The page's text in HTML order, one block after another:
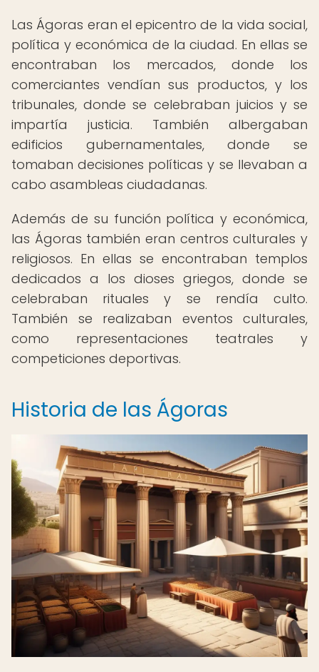
Las Ágoras eran el epicentro de la vida social,
política y económica de la ciudad. En ellas se
encontraban los mercados, donde los
comerciantes vendían sus productos, y los
tribunales, donde se celebraban juicios y se
impartía justicia. También albergaban
edificios gubernamentales, donde se
tomaban decisiones políticas y se llevaban a
cabo asambleas ciudadanas.
Además de su función política y económica,
las Ágoras también eran centros culturales y
religiosos. En ellas se encontraban templos
dedicados a los dioses griegos, donde se
celebraban rituales y se rendía culto.
También se realizaban eventos culturales,
como representaciones teatrales y
competiciones deportivas.
Historia de las Ágoras